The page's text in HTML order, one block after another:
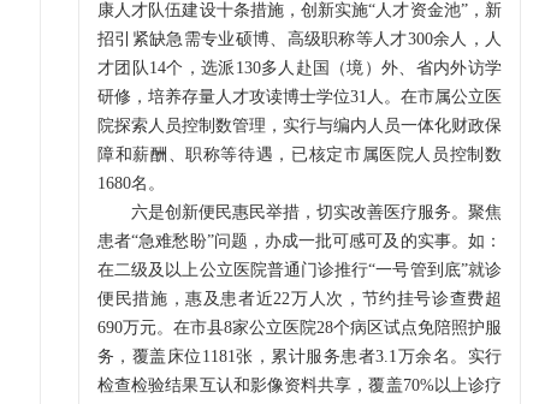
康人才队伍建设十条措施，创新实施“人才资金池”，新
招引紧缺急需专业硕博、高级职称等人才300余人，人
才团队14个，选派130多人赴国（境）外、省内外访学
研修，培养存量人才攻读博士学位31人。在市属公立医
院探索人员控制数管理，实行与编内人员一体化财政保
障和薪酬、职称等待遇，已核定市属医院人员控制数
1680名。
六是创新便民惠民举措，切实改善医疗服务。聚焦
患者“急难愁盼”问题，办成一批可感可及的实事。如：
在二级及以上公立医院普通门诊推行“一号管到底”就诊
便民措施，惠及患者近22万人次，节约挂号诊查费超
690万元。在市县8家公立医院28个病区试点免陪照护服
务，覆盖床位1181张，累计服务患者3.1万余名。实行
检查检验结果互认和影像资料共享，覆盖70%以上诊疗